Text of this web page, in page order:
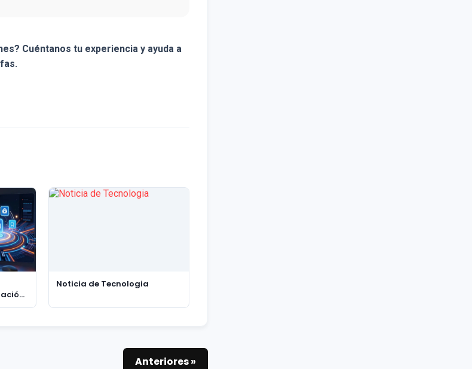
Cuéntanos tu experiencia y ayuda a
Noticia de Tecnologia
Anteriores »